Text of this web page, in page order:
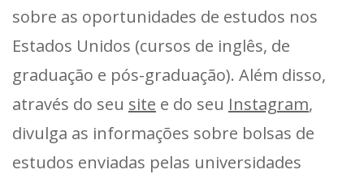
sobre as oportunidades de estudos nos
Estados Unidos (cursos de inglês, de
graduação e pós-graduação). Além disso,
através do seu site e do seu Instagram,
divulga as informações sobre bolsas de
estudos enviadas pelas universidades